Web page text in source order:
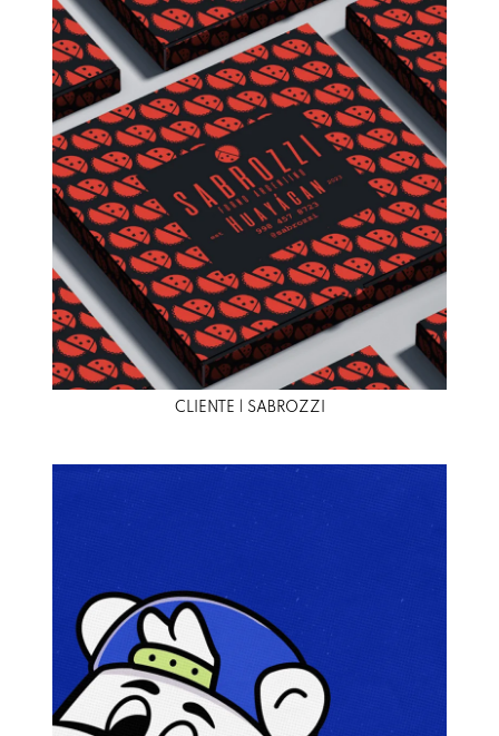
CLIENTE | SABROZZI